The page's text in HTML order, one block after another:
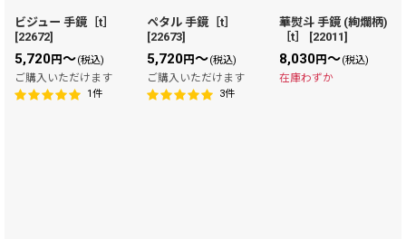
ビジュー 手鏡［t］
[22672]
5,720円～(税込)
ご購入いただけます
1件
ペタル 手鏡［t］
[22673]
5,720円～(税込)
ご購入いただけます
3件
華熨斗 手鏡 (絢爛柄)
［t］
[22011]
8,030円～(税込)
在庫わずか